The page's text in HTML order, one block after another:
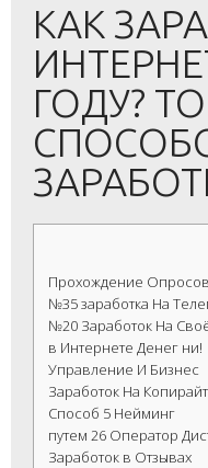
КАК
ГОДУ?
Прохождение
№35 заработка На
№20 Заработок На
в Интернете Денег ни!
Управление И Бизнес
Заработок На
Способ 5 Нейминг
путем 26 Оператор
Заработок в Отзывах